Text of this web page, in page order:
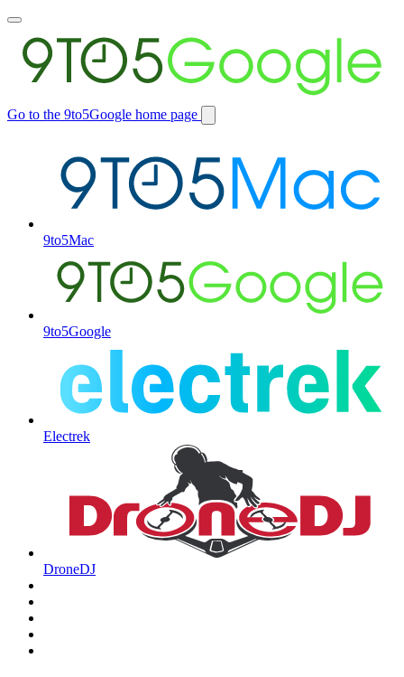
Toggle
main
menu
Go to the 9to5Google home page
Switch
9to5Mac
9to5Google
Electrek
DroneDJ